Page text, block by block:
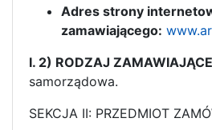
Adres strony
zamawiającego:
I. 2) RODZAJ
samorządowa.
SEKCJA II: PRZEDMIOT